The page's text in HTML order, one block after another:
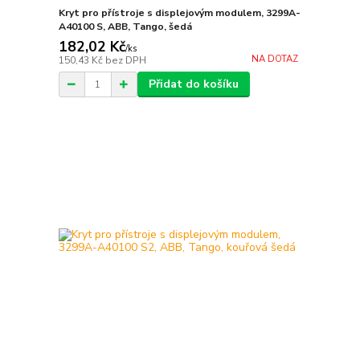
Kryt pro přístroje s displejovým modulem, 3299A-
A40100 S, ABB, Tango, šedá
182,02 Kč/ks
150,43 Kč bez DPH NA DOTAZ
Přidat do košíku